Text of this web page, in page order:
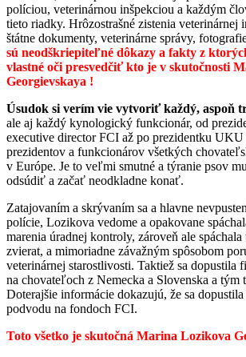
políciou, veterinárnou inšpekciou a každým
tieto riadky. Hrôzostrašné zistenia veterinárnej
štátne dokumenty, veterinárne správy,
sú neodškriepiteľné dôkazy a fakty z
vlastné oči presvedčiť kto je v skutočnosti
Georgievskaya !
Úsudok si verím vie vytvoriť každý, aspoň
ale aj každý kynologický funkcionár, od
executive director FCI až po prezidentku UKU
prezidentov a funkcionárov všetkých
v Európe. Je to veľmi smutné a týranie psov
odsúdiť a začať neodkladne konať.
Zatajovaním a skrývaním sa a hlavne
polície, Lozikova vedome a opakovane
marenia úradnej kontroly, zároveň ale
zvierat, a mimoriadne závažným spôsobom
veterinárnej starostlivosti. Taktiež sa dopustila
na chovateľoch z Nemecka a Slovenska a tým
Doterajšie informácie dokazujú, že sa
podvodu na fondoch FCI.
Toto všetko je skutočná Marina Lozikova